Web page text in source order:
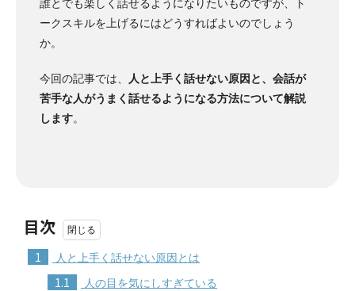
誰とでも楽しく話せるようになりたいものですが、ト
ークスキルを上げるにはどうすればよいのでしょう
か。
今回の記事では、
人と上手く話せない原因と、会話が
苦手な人がうまく話せるようになる方法について解説
します。
目次
1 人と上手く話せない原因とは
1.1 人の目を気にしすぎている